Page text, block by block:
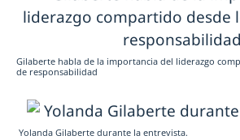
Gilaberte habla de la importancia del liderazgo
de responsabilidad
Yolanda Gilaberte durante la entrevista.